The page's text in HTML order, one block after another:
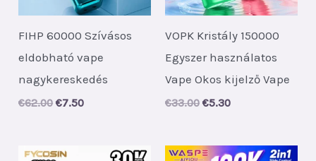
FIHP 60000 Szívásos
eldobható vape
nagykereskedés
€62.00 Original
€7.50Current
VOPK Kristály 150000
Egyszer használatos
Vape Okos kijelző Vape
€33.00 Original
€33.00.
€5.30Current
€5.30.